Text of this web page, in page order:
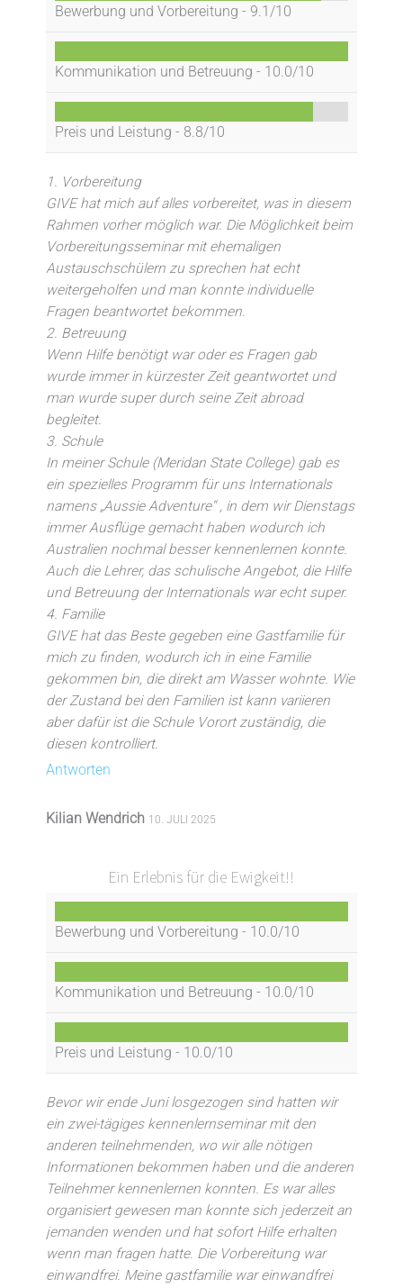
Bewerbung und Vorbereitung - 9.1/10
Kommunikation und Betreuung - 10.0/10
Preis und Leistung - 8.8/10
1. Vorbereitung
GIVE hat mich auf alles vorbereitet, was in diesem
Rahmen vorher möglich war. Die Möglichkeit beim
Vorbereitungsseminar mit ehemaligen
Austauschschülern zu sprechen hat echt
weitergeholfen und man konnte individuelle
Fragen beantwortet bekommen.
2. Betreuung
Wenn Hilfe benötigt war oder es Fragen gab
wurde immer in kürzester Zeit geantwortet und
man wurde super durch seine Zeit abroad
begleitet.
3. Schule
In meiner Schule (Meridan State College) gab es
ein spezielles Programm für uns Internationals
namens „Aussie Adventure“ , in dem wir Dienstags
immer Ausflüge gemacht haben wodurch ich
Australien nochmal besser kennenlernen konnte.
Auch die Lehrer, das schulische Angebot, die Hilfe
und Betreuung der Internationals war echt super.
4. Familie
GIVE hat das Beste gegeben eine Gastfamilie für
mich zu finden, wodurch ich in eine Familie
gekommen bin, die direkt am Wasser wohnte. Wie
der Zustand bei den Familien ist kann variieren
aber dafür ist die Schule Vorort zuständig, die
diesen kontrolliert.
Antworten
Kilian Wendrich 10. JULI 2025
Ein Erlebnis für die Ewigkeit!!
Bewerbung und Vorbereitung - 10.0/10
Kommunikation und Betreuung - 10.0/10
Preis und Leistung - 10.0/10
Bevor wir ende Juni losgezogen sind hatten wir
ein zwei-tägiges kennenlernseminar mit den
anderen teilnehmenden, wo wir alle nötigen
Informationen bekommen haben und die anderen
Teilnehmer kennenlernen konnten. Es war alles
organisiert gewesen man konnte sich jederzeit an
jemanden wenden und hat sofort Hilfe erhalten
wenn man fragen hatte. Die Vorbereitung war
einwandfrei. Meine gastfamilie war einwandfrei